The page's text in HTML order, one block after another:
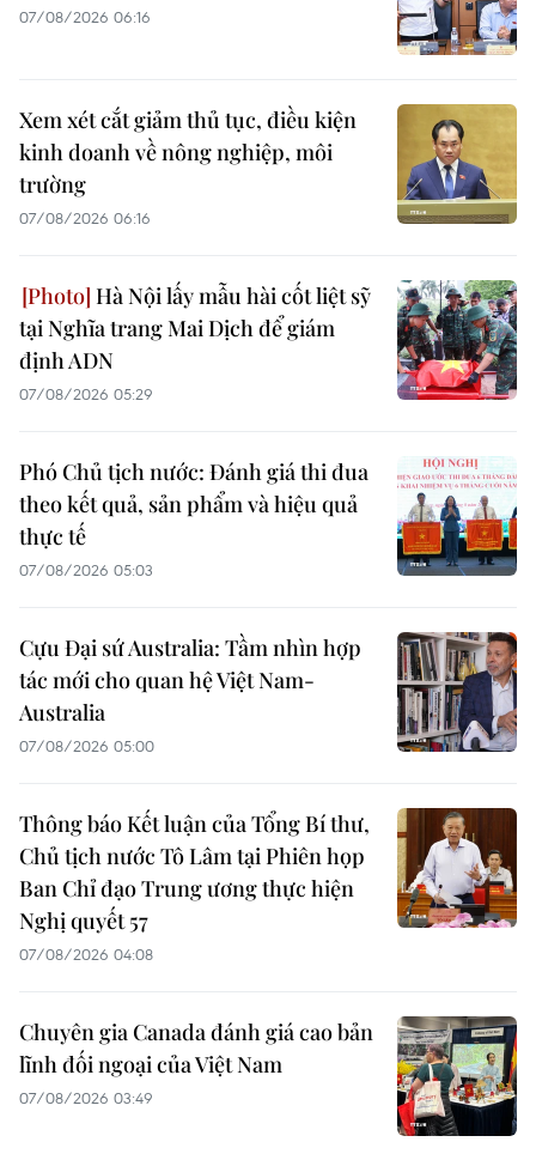
07/08/2026 06:16
Xem xét cắt giảm thủ tục, điều kiện
kinh doanh về nông nghiệp, môi
trường
07/08/2026 06:16
Hà Nội lấy mẫu hài cốt liệt sỹ
tại Nghĩa trang Mai Dịch để giám
định ADN
07/08/2026 05:29
Phó Chủ tịch nước: Đánh giá thi đua
theo kết quả, sản phẩm và hiệu quả
thực tế
07/08/2026 05:03
Cựu Đại sứ Australia: Tầm nhìn hợp
tác mới cho quan hệ Việt Nam-
Australia
07/08/2026 05:00
Thông báo Kết luận của Tổng Bí thư,
Chủ tịch nước Tô Lâm tại Phiên họp
Ban Chỉ đạo Trung ương thực hiện
Nghị quyết 57
07/08/2026 04:08
Chuyên gia Canada đánh giá cao bản
lĩnh đối ngoại của Việt Nam
07/08/2026 03:49